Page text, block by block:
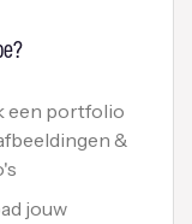
een portfolio
&
jouw